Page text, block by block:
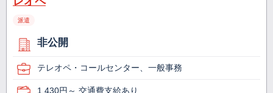
派遣
非公開
テレオペ・コールセンター、一般事務
1,430円～ 交通費支給あり